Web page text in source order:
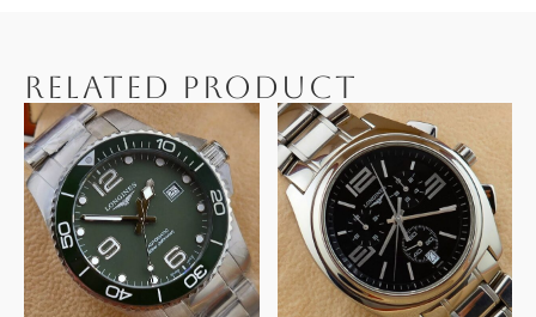
RELATED PRODUCT